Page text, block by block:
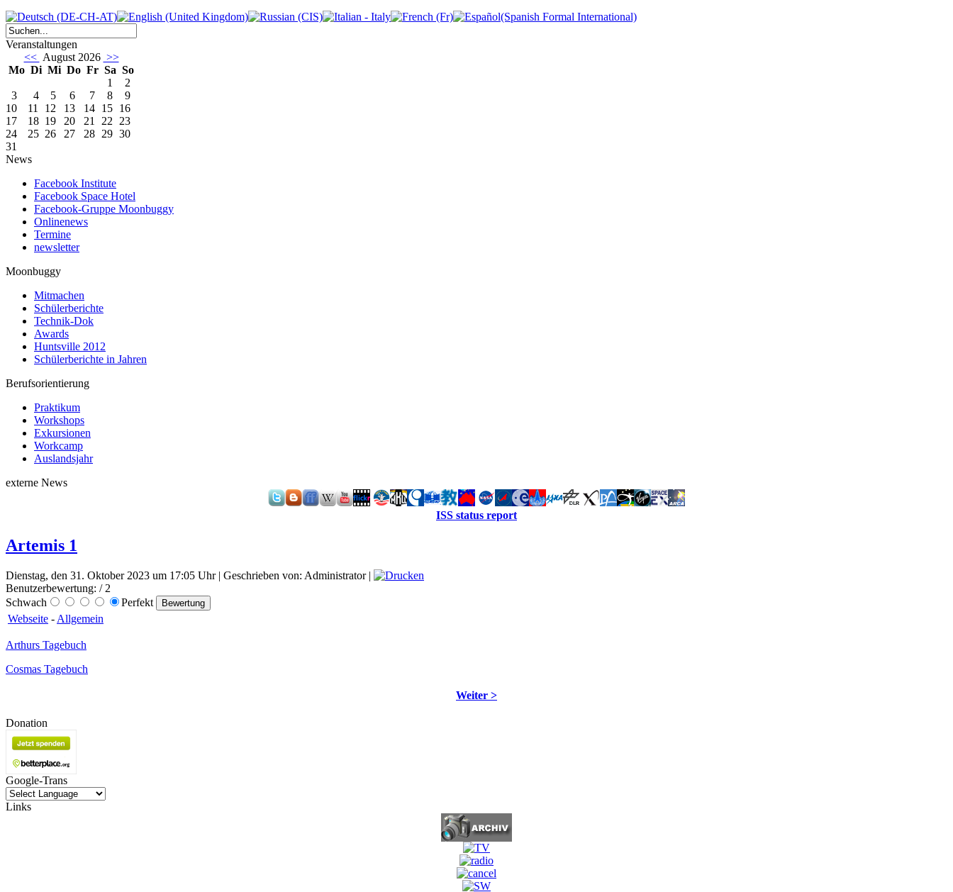
Veranstaltungen
<< August 2026 >>
Mo Di Mi Do Fr Sa So
1
2
3
4 5 6 7 8
9
10
11 12 13 14 15 16
17
18 19 20 21 22 23
24
25 26 27 28 29 30
31
News
Facebook Institute
Facebook Space Hotel
Facebook-Gruppe Moonbuggy
Onlinenews
Termine
newsletter
Moonbuggy
Mitmachen
Schülerberichte
Technik-Dok
Awards
Huntsville 2012
Schülerberichte in Jahren
Berufsorientierung
Praktikum
Workshops
Exkursionen
Workcamp
Auslandsjahr
externe News
ISS status report
Artemis 1
Dienstag, den 31. Oktober 2023 um 17:05 Uhr | Geschrieben von: Administrator |
Benutzerbewertung: / 2
Schwach
Perfekt
Webseite - Allgemein
Arthurs Tagebuch
Cosmas Tagebuch
Weiter >
Donation
Google-Trans
Links